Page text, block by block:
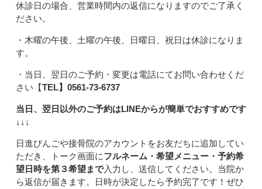
休診日の場合、営業時間内の返信になりますのでご了承く
ださい。
・木曜の午後、土曜の午後、日曜日、祝日は休診になりま
す。
・当日、翌日のご予約・変更は電話にてお問い合わせくだ
さい【TEL】 0561-73-6737
当日、翌日以外のご予約はLINEからが簡単でおすすめです
↓↓↓
日進びんごや接骨院のアカウントをお友だちに追加してい
ただき、トーク画面にフルネーム・希望メニュー・予約希
望日時を第３希望まで入力し、送信してください。当院か
ら返信が届きます。日時が決定したら予約完了です！ぜひ